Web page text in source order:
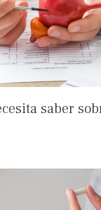
saber